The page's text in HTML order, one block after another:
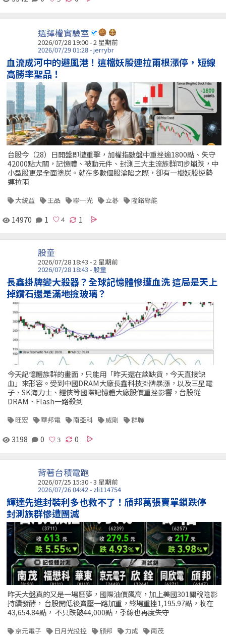
選擇權實驗室
2026/07/28 19:00 - 2 星期前
2026/07/29 01:28 - jerrybr
血流成河中的避風港！這檔妖股連拉兩根漲停，短線
高勝率聖品！
台股今（28）日開盤即遭重擊，加權指數盤中重挫逾1800點、失守
42000點大關，記憶體、被動元件、封測三大主流族群同步崩跌，中
小型股更是全面塗炭。就在多數個股淪陷之際，卻有一檔妖股逆勢
連拉兩
大統益 王品 聯一光 立碁 隆銘綠能
14970 1 1
股童
2026/07/28 18:43 - 2 星期前
2026/07/28 18:43 - 股童
長鑫掛牌變大殺器？全球記憶體慘遭血洗 這局是天上
掉鑽石還是滿地撿玻璃？
今天記憶體族群的畫面，只能用「昨天還在談缺貨，今天直接缺
血」來形容。受到中國DRAM大廠長鑫科技掛牌暴漲，以及三星電
子、SK海力士、鎧俠等國際記憶體大廠股價重挫影響，台股從
DRAM、Flash一路殺到
旺宏 華邦電 南亞科 威剛 群聯
3198 0 0
背著台積電跑
2026/07/25 15:30 - 3 星期前
2026/07/26 04:42 - zli114754
輝達先進封裝利多也救不了！頎邦萬張賣單鎖跌停
封測族群慘遭團滅
昨天大盤真的又是一場噩夢，國際油價飆高，加上美國301關稅陰影
持續發酵， 台股開低後賣壓一路加重，終場重挫1,195.97點，收在
43,654.84點， 不只跌破44,000點，季線也再度失守
京元電子 日月光投控 頎邦 力成 南茂